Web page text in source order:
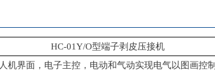
HC-01Y/O型端子剥皮压接机
人机界面，电子主控，电动和气动实现电气以图画控制